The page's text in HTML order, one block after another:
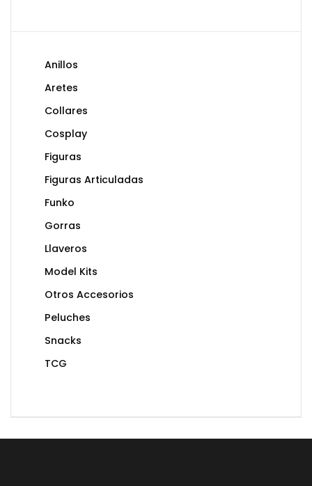
Anillos
Aretes
Collares
Cosplay
Figuras
Figuras Articuladas
Funko
Gorras
Llaveros
Model Kits
Otros Accesorios
Peluches
Snacks
TCG